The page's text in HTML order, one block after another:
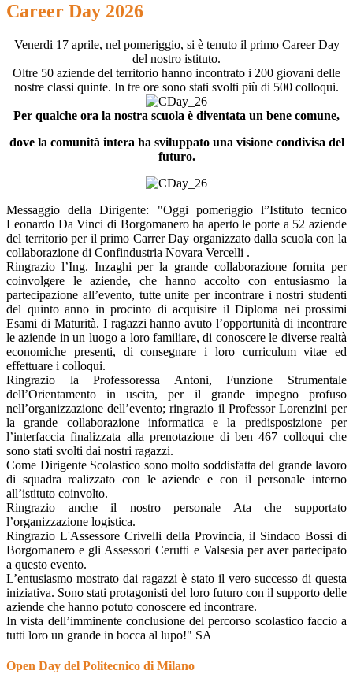
Career Day 2026
Venerdi 17 aprile, nel pomeriggio, si è tenuto il primo Career Day
del nostro istituto.
Oltre 50 aziende del territorio hanno incontrato i 200 giovani delle
nostre classi quinte. In tre ore sono stati svolti più di 500 colloqui.
Per qualche ora la nostra scuola è diventata un bene comune,
dove la comunità intera ha sviluppato una visione condivisa del
futuro.
Messaggio della Dirigente: "Oggi pomeriggio l”Istituto tecnico
Leonardo Da Vinci di Borgomanero ha aperto le porte a 52 aziende
del territorio per il primo Carrer Day organizzato dalla scuola con la
collaborazione di Confindustria Novara Vercelli .
Ringrazio l’Ing. Inzaghi per la grande collaborazione fornita per
coinvolgere le aziende, che hanno accolto con entusiasmo la
partecipazione all’evento, tutte unite per incontrare i nostri studenti
del quinto anno in procinto di acquisire il Diploma nei prossimi
Esami di Maturità. I ragazzi hanno avuto l’opportunità di incontrare
le aziende in un luogo a loro familiare, di conoscere le diverse realtà
economiche presenti, di consegnare i loro curriculum vitae ed
effettuare i colloqui.
Ringrazio la Professoressa Antoni, Funzione Strumentale
dell’Orientamento in uscita, per il grande impegno profuso
nell’organizzazione dell’evento; ringrazio il Professor Lorenzini per
la grande collaborazione informatica e la predisposizione per
l’interfaccia finalizzata alla prenotazione di ben 467 colloqui che
sono stati svolti dai nostri ragazzi.
Come Dirigente Scolastico sono molto soddisfatta del grande lavoro
di squadra realizzato con le aziende e con il personale interno
all’istituto coinvolto.
Ringrazio anche il nostro personale Ata che supportato
l’organizzazione logistica.
Ringrazio L'Assessore Crivelli della Provincia, il Sindaco Bossi di
Borgomanero e gli Assessori Cerutti e Valsesia per aver partecipato
a questo evento.
L’entusiasmo mostrato dai ragazzi è stato il vero successo di questa
iniziativa. Sono stati protagonisti del loro futuro con il supporto delle
aziende che hanno potuto conoscere ed incontrare.
In vista dell’imminente conclusione del percorso scolastico faccio a
tutti loro un grande in bocca al lupo!" SA
Open Day del Politecnico di Milano